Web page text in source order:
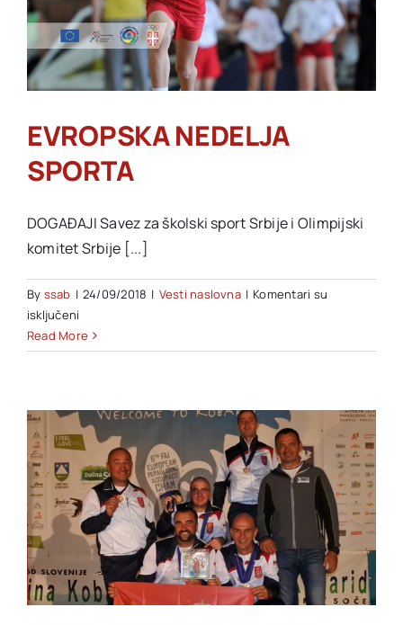
EVROPSKA NEDELJA
SPORTA
DOGAĐAJI Savez za školski sport Srbije i Olimpijski
komitet Srbije [...]
By ssab | 24/09/2018 | Vesti naslovna | Komentari su
isključeni
EVROPSKA
NEDELJA
Read More